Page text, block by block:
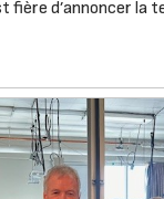
d’annoncer la